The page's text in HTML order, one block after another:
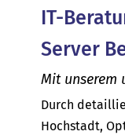
IT-
Server
Mit unserem
Durch
Hochstadt,